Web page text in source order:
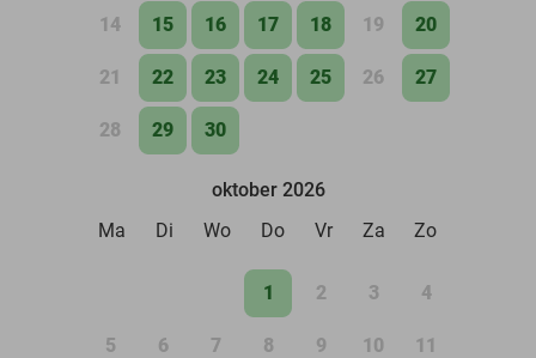
14 15 16 17 18 19 20
21 22 23 24 25 26 27
28 29 30
oktober 2026
Ma
Di Wo Do Vr Za Zo
1 2 3 4
5 6 7 8 9 10 11